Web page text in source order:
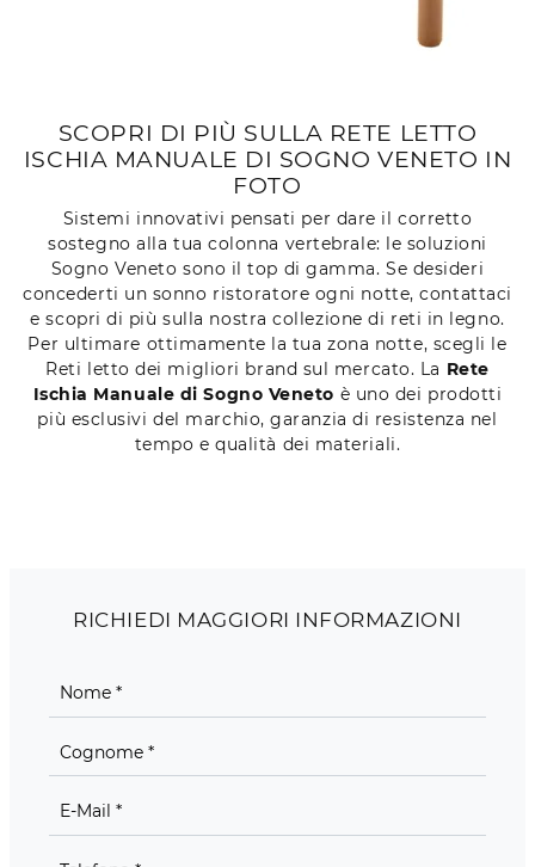
SCOPRI DI PIÙ SULLA RETE LETTO
ISCHIA MANUALE DI SOGNO VENETO IN
FOTO
Sistemi innovativi pensati per dare il corretto
sostegno alla tua colonna vertebrale: le soluzioni
Sogno Veneto sono il top di gamma. Se desideri
concederti un sonno ristoratore ogni notte, contattaci
e scopri di più sulla nostra collezione di reti in legno.
Per ultimare ottimamente la tua zona notte, scegli le
Reti letto dei migliori brand sul mercato. La Rete
Ischia Manuale di Sogno Veneto è uno dei prodotti
più esclusivi del marchio, garanzia di resistenza nel
tempo e qualità dei materiali.
RICHIEDI MAGGIORI INFORMAZIONI